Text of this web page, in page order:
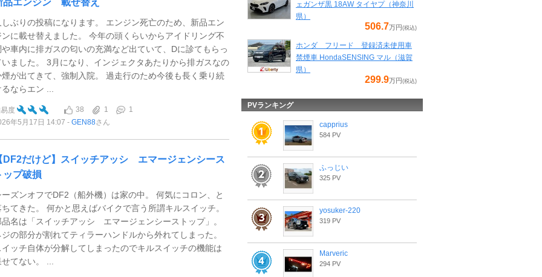
品エンジン 載せ替え
しぶりの投稿になります。 エンジン死亡のため、新品エン
ンに載せ替えました。 今年の頭くらいからアイドリング不
や車内に排ガスの匂いの充満など出ていて、Dに診てもらっ
いました。 3月になり、インジェクタあたりから排ガスなの
煙が出てきて、強制入院。 過走行のため今後も長く乗り続
ならエン ...
度 38 1
1
年5月17日 14:07
GEN88さん
DF2だけど】スイッチアッシ エマージェンシース
ップ破損
ーズンオフでDF2（船外機）は家の中。 何気にコロン、と
ちてきた。 何かと思えばバイクで言う所謂キルスイッチ。
品名は「スイッチアッシ エマージェンシーストップ」。
ジの部分が割れてティラーハンドルから外れてしまった。
イッチ自体が分解してしまったのでキルスイッチの機能は
せてない。 ...
ェガンザ黒 18AW タイヤプ（神奈川
県）
506.7万円 (税込)
ホンダ フリード 登録済未使用車
禁煙車 HondaSENSING マル（滋賀
県）
299.9万円 (税込)
PVランキング
capprius
584 PV
ふっじい
325 PV
yosuker-220
319 PV
Marveric
294 PV